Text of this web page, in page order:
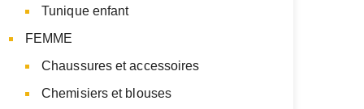
Tunique enfant
FEMME
Chaussures et accessoires
Chemisiers et blouses